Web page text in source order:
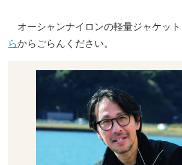
オーシャンナイロンの軽量ジャケット
らからごらんください。